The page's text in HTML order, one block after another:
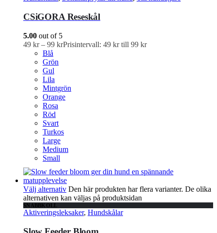
CSiGORA Reseskål
5.00 out of 5
49 kr – 99 krPrisintervall: 49 kr till 99 kr
Blå
Grön
Gul
Lila
Mintgrön
Orange
Rosa
Röd
Svart
Turkos
Large
Medium
Small
Välj alternativ Den här produkten har flera varianter. De olika
alternativen kan väljas på produktsidan
SNABBKOLL
Aktiveringsleksaker, Hundskålar